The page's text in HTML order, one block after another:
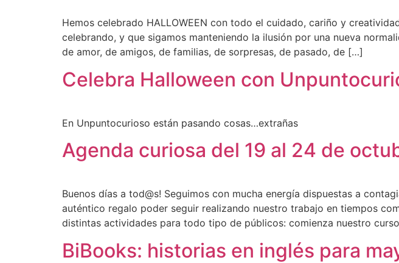
Hemos celebrado HALLOWEEN con todo el cuidado, cariño y
celebrando, y que sigamos manteniendo la ilusión por una nueva
de amor, de amigos, de familias, de sorpresas, de pasado, de […]
Celebra Halloween con
En Unpuntocurioso están pasando cosas…extrañas
Agenda curiosa del 19 al 24 de
Buenos días a tod@s! Seguimos con mucha energía dispuestas a
auténtico regalo poder seguir realizando nuestro trabajo en tiempos
distintas actividades para todo tipo de públicos: comienza nuestro
BiBooks: historias en inglés para